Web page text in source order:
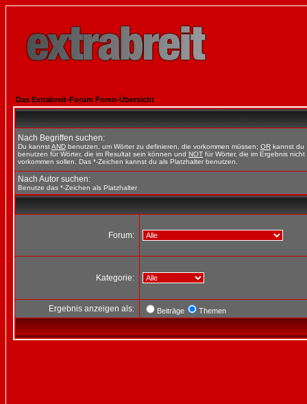
Das Extrabreit-Forum Foren-Übersicht
Nach Begriffen suchen:
Du kannstAND benutzen, um Wörter zu definieren, die vorkommen müssen; OR kannst du
benutzen für Wörter, die im Resultat sein können und NOT für Wörter, die im Ergebnis nicht
vorkommen sollen. Das *-Zeichen kannst du als Platzhalter benutzen.
Nach Autor suchen:
Benutze das *-Zeichen als Platzhalter
Forum:
Kategorie:
Ergebnis anzeigen als: Beiträge Themen